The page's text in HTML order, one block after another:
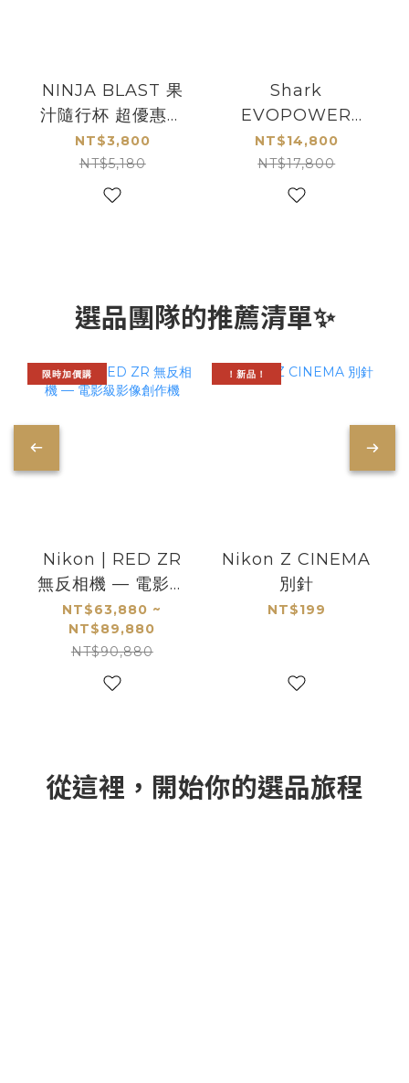
NINJA BLAST 果
汁隨行杯 超優惠兩
件組
NT$3,800
NT$5,180
Shark
EVOPOWER
Neo+ 自動集塵無
線吸塵器
NT$14,800
NT$17,800
選品團隊的推薦清單✨
限時加價購
Nikon | RED ZR
無反相機 — 電影級
影像創作機
NT$63,880 ~
NT$89,880
NT$90,880
！新品！
Nikon Z CINEMA
別針
NT$199
從這裡，開始你的選品旅程